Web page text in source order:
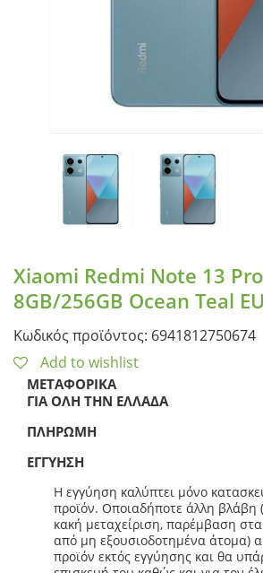
ΟΙΚΙΑΚΕΣ ΣΥΣΚΕΥΕΣ
ΠΡΟΣΩΠΙΚΗ ΦΡΟΝΤΙΔΑ
Xiaomi Redmi Note 13 Pro
8GB/256GB Ocean Teal EU
Κωδικός προϊόντος: 6941812750674
Add to wishlist
ΜΕΤΑΦΟΡΙΚΆ
ΓΙΑ ΌΛΗ ΤΗΝ ΕΛΛΆΔΑ
ΠΛΗΡΩΜΉ
ΕΓΓΎΗΣΗ
Η εγγύηση καλύπτει μόνο
προϊόν. Οποιαδήποτε άλλη βλάβη
κακή μεταχείριση, παρέμβαση
από μη εξουσιοδοτημένα άτομα)
προϊόν εκτός εγγύησης και θα